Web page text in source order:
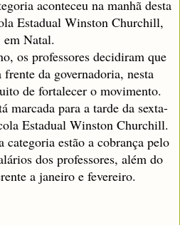
aconteceu na manhã desta
Estadual Winston Churchill,
Natal.
os professores decidiram que
da governadoria, nesta
de fortalecer o movimento.
marcada para a tarde da sexta-
Estadual Winston Churchill.
categoria estão a cobrança pelo
dos professores, além do
a janeiro e fevereiro.